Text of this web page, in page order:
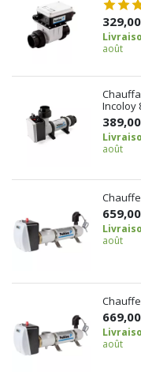
août
Incoloy
août
août
août